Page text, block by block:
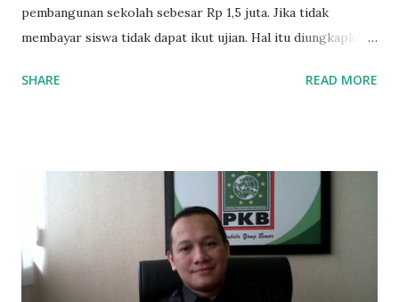
pembangunan sekolah sebesar Rp 1,5 juta. Jika tidak
membayar siswa tidak dapat ikut ujian. Hal itu diungkapkan
SMAN 8 Jalan Iskandar Muda Surabaya mengatakan, ada
Mujib menambahkan, akhirnya terpaksa ortu nya pinjam
uang tetangga 500 ribu, agar anaknya bisa ikut ujian.
"Kasihan dia sudah tidak punya ayah, ibunya saudara saya,
kerja sebagai pembantu rumah tangga. Tolong dibantu mas,
agar uang bisa kembali,"ungkapnya. Perihal adanya
SHARE READ MORE